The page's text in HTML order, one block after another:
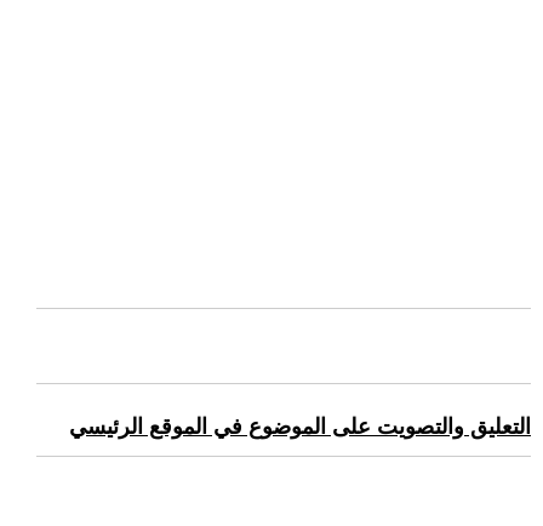
التعليق والتصويت على الموضوع في الموقع الرئيسي